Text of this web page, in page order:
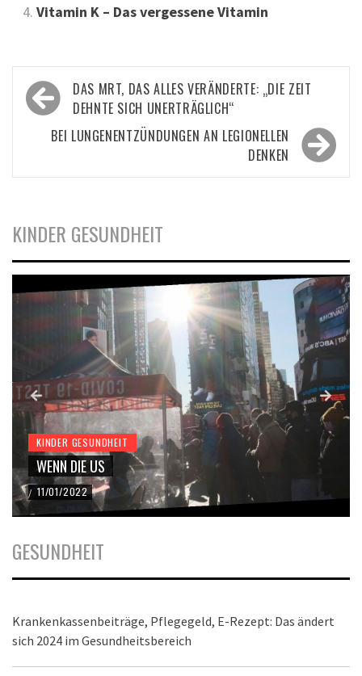
Vitamin K – Das vergessene Vitamin
Beitragsnavigation
DAS MRT, DAS ALLES VERÄNDERTE: „DIE ZEIT
DEHNTE SICH UNERTRÄGLICH“
BEI LUNGENENTZÜNDUNGEN AN LEGIONELLEN
DENKEN
KINDER GESUNDHEIT
KINDER GESUNDHEIT
WENN DIE US
/ 11/01/2022
GESUNDHEIT
Krankenkassenbeiträge, Pflegegeld, E-Rezept: Das ändert
sich 2024 im Gesundheitsbereich